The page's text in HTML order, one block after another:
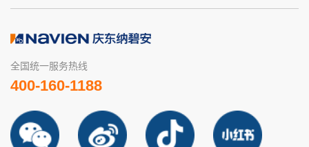
全国统一服务热线
400-160-1188